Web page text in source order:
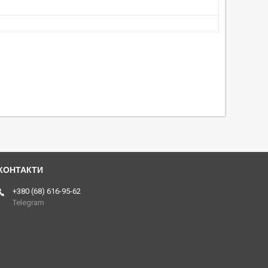
+380 (68) 616-95-62
Telegram